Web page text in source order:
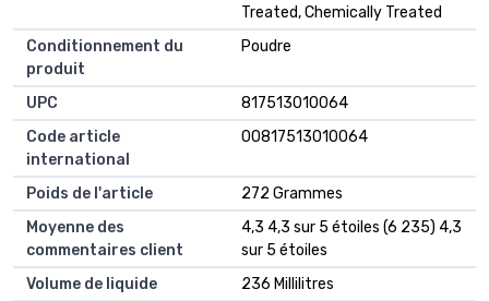
Treated, Chemically Treated
Conditionnement du
produit
Poudre
UPC
817513010064
Code article
international
00817513010064
Poids de l'article
272 Grammes
Moyenne des
commentaires client
4,3 4,3 sur 5 étoiles (6 235) 4,3
sur 5 étoiles
Volume de liquide
236 Millilitres